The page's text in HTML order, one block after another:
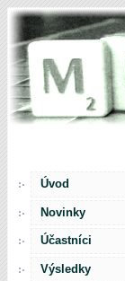
Úvod
Novinky
Účastníci
Výsledky